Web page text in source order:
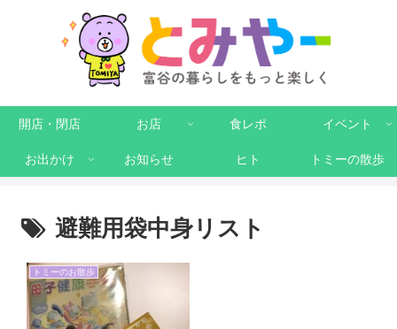
開店・閉店 お店 食レポ イベント
お出かけ お知らせ ヒト トミーの散歩
避難用袋中身リスト
トミーのお散歩